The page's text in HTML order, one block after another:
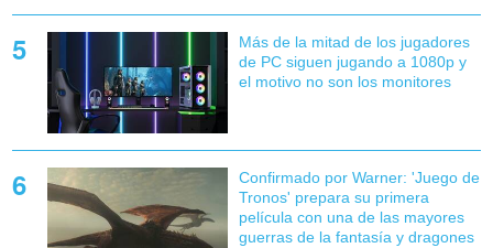
Más de la mitad de los jugadores
de PC siguen jugando a 1080p y
el motivo no son los monitores
Confirmado por Warner: 'Juego de
Tronos' prepara su primera
película con una de las mayores
guerras de la fantasía y dragones